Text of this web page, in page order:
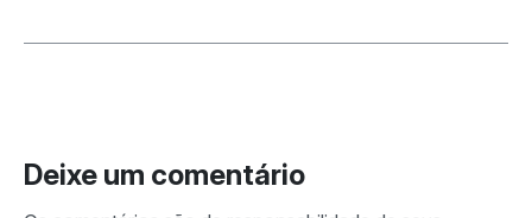
Deixe um comentário